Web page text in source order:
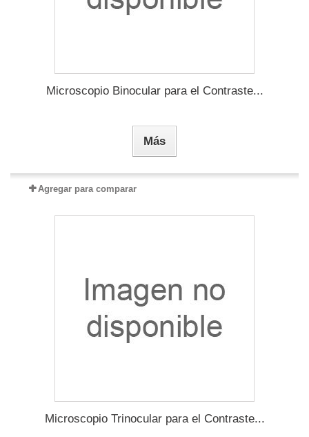
Microscopio Binocular para el Contraste...
Más
Agregar para comparar
Microscopio Trinocular para el Contraste...